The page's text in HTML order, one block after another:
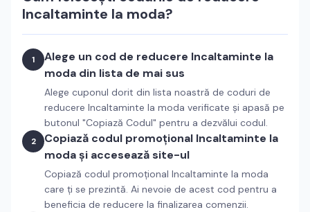
Incaltaminte la moda?
1 Alege un cod de reducere Incaltaminte la
moda din lista de mai sus
Alege cuponul dorit din lista noastră de coduri de
reducere Incaltaminte la moda verificate și apasă pe
butonul "Copiază Codul" pentru a dezvălui codul.
2 Copiază codul promoțional Incaltaminte la
modași accesează site-ul
Copiază codul promoțional Incaltaminte la moda
care ți se prezintă. Ai nevoie de acest cod pentru a
beneficia de reducere la finalizarea comenzii.